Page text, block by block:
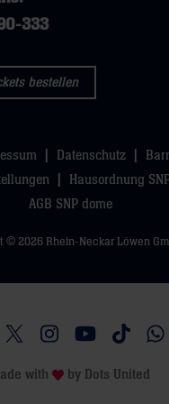
333
bestellen
Datenschutz
Hausordnung
AGB SNP dome
© 2026 Rhein-Neckar Löwen
uns auf Facebook
Besucht uns auf Twitter
Besucht uns auf
Besucht uns
with by Dots United